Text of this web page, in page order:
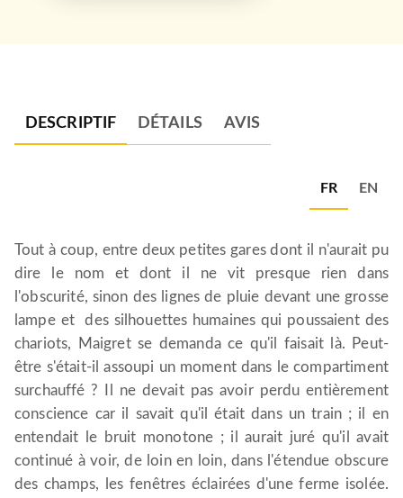
DESCRIPTIF DÉTAILS AVIS
FR EN
Tout à coup, entre deux petites gares dont il n'aurait pu
dire le nom et dont il ne vit presque rien dans
l'obscurité, sinon des lignes de pluie devant une grosse
lampe et des silhouettes humaines qui poussaient des
chariots, Maigret se demanda ce qu'il faisait là. Peut-
être s'était-il assoupi un moment dans le compartiment
surchauffé ? Il ne devait pas avoir perdu entièrement
conscience car il savait qu'il était dans un train ; il en
entendait le bruit monotone ; il aurait juré qu'il avait
continué à voir, de loin en loin, dans l'étendue obscure
des champs, les fenêtres éclairées d'une ferme isolée.